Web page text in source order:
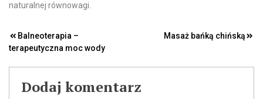
naturalnej równowagi.
Nawigacja
wpisu
Balneoterapia –
terapeutyczna moc wody
Masaż bańką chińską
Dodaj komentarz